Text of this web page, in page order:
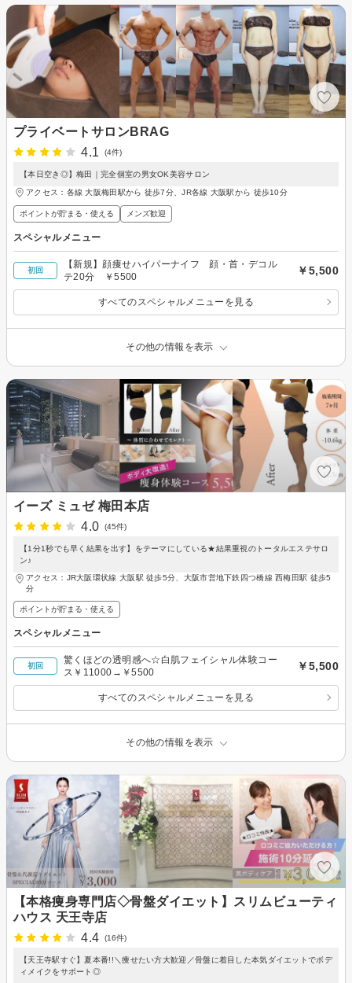
プライベートサロンBRAG
4.1
(4件)
【本日空き◎】梅田｜完全個室の男女OK美容サロン
アクセス：各線 大阪梅田駅から 徒歩7分、JR各線 大阪駅から 徒歩10分
ポイントが貯まる・使える メンズ歓迎
スペシャルメニュー
初回
【新規】顔痩せハイパーナイフ 顔・首・デコル
テ20分 ￥5500
￥5,500
すべてのスペシャルメニューを見る
その他の情報を表示
イーズ ミュゼ 梅田本店
4.0
(45件)
【1分1秒でも早く結果を出す】をテーマにしている★結果重視のトータルエステサロ
ン♪
アクセス：JR大阪環状線 大阪駅 徒歩5分、大阪市営地下鉄四つ橋線 西梅田駅 徒歩5
分
ポイントが貯まる・使える
スペシャルメニュー
初回
驚くほどの透明感へ☆白肌フェイシャル体験コー
ス￥11000→￥5500
￥5,500
すべてのスペシャルメニューを見る
その他の情報を表示
【本格痩身専門店◇骨盤ダイエット】スリムビューティ
ハウス 天王寺店
4.4
(16件)
【天王寺駅すぐ】夏本番!!＼痩せたい方大歓迎／骨盤に着目した本気ダイエットでボデ
ィメイクをサポート◎